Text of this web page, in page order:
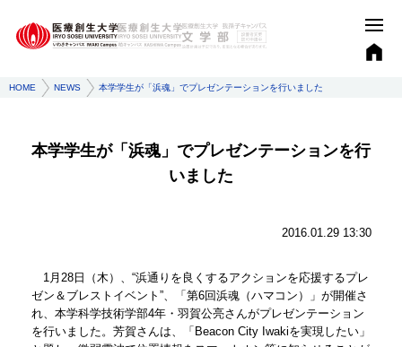
HOME NEWS 本学学生が「浜魂」でプレゼンテーションを行いました
本学学生が「浜魂」でプレゼンテーションを行
いました
2016.01.29 13:30
1月28日（木）、“浜通りを良くするアクションを応援するプレ
ゼン＆ブレストイベント”、「第6回浜魂（ハマコン）」が開催さ
れ、本学科学技術学部4年・羽賀公亮さんがプレゼンテーション
を行いました。芳賀さんは、「Beacon City Iwakiを実現したい」